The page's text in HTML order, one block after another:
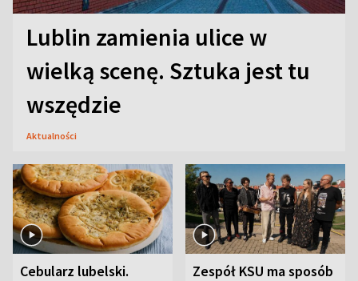
Lublin zamienia ulice w
wielką scenę. Sztuka jest tu
wszędzie
Aktualności
Cebularz lubelski.
Zespół KSU ma sposób